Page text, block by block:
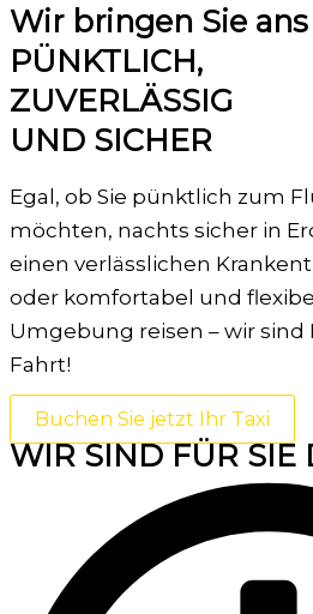
Wir bringen Sie ans
PÜNKTLICH,
ZUVERLÄSSIG
UND SICHER
Egal, ob Sie pünktlich zum
möchten, nachts sicher in
einen verlässlichen
oder komfortabel und
Umgebung reisen – wir sind
Fahrt!
Buchen Sie jetzt Ihr Taxi
WIR SIND FÜR SIE